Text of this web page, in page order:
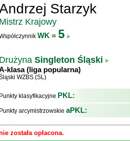
Starzyk
Mistrz Krajowy
WK = 5
Drużyna Singleton Śląski
klasa (liga popularna)
WZBS (SL)
Punkty klasyfikacyjne PKL:
Punkty arcymistrzowskie aPKL:
została opłacona.